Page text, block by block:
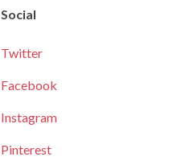
Social
Twitter
Facebook
Instagram
Pinterest